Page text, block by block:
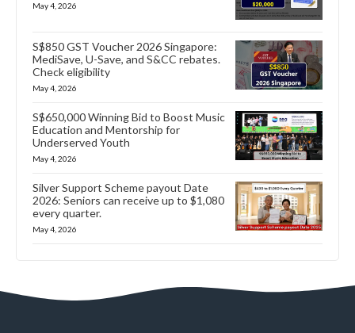
May 4, 2026
S$850 GST Voucher 2026 Singapore:
MediSave, U-Save, and S&CC rebates.
Check eligibility
May 4, 2026
S$650,000 Winning Bid to Boost Music
Education and Mentorship for
Underserved Youth
May 4, 2026
Silver Support Scheme payout Date
2026: Seniors can receive up to $1,080
every quarter.
May 4, 2026